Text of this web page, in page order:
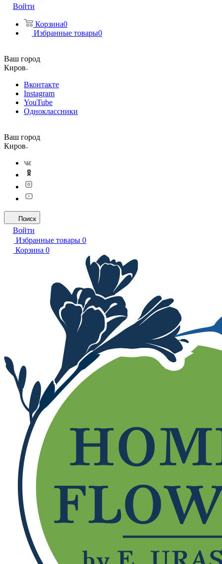
Войти
Корзина0
Избранные товары0
Ваш город
Киров
Вконтакте
Instagram
YouTube
Одноклассники
Ваш город
Киров
Поиск
Войти
Избранные товары 0
Корзина 0